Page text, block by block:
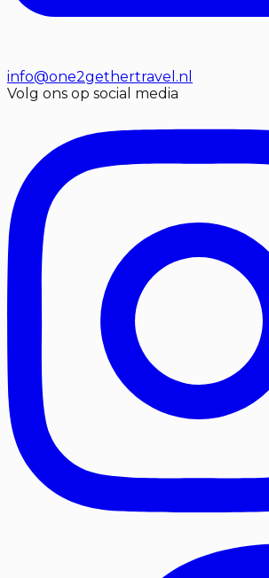
info@one2gethertravel.nl
Volg ons op social media